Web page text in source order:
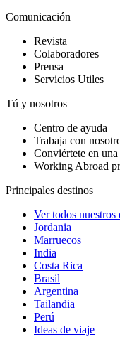
Comunicación
Revista
Colaboradores
Prensa
Servicios Utiles
Tú y nosotros
Centro de ayuda
Trabaja con
Conviértete en
Working Abroad
Principales destinos
Ver todos nuestros
Jordania
Marruecos
India
Costa Rica
Brasil
Argentina
Tailandia
Perú
Ideas de viaje